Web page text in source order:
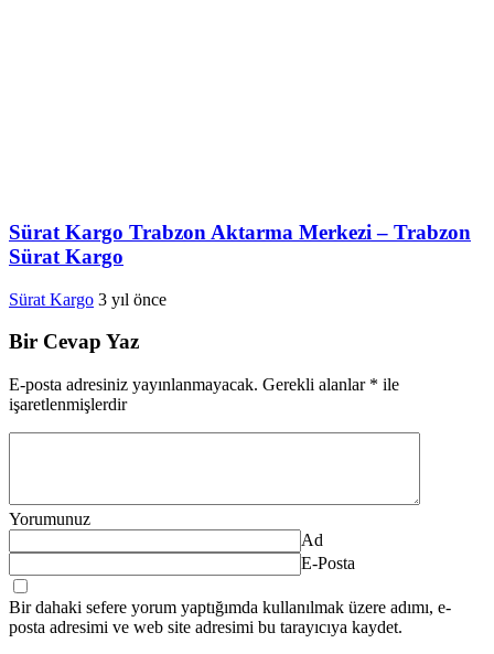
Sürat Kargo Trabzon Aktarma Merkezi – Trabzon
Sürat Kargo
Sürat Kargo 3 yıl önce
Bir Cevap Yaz
E-posta adresiniz yayınlanmayacak. Gerekli alanlar * ile
işaretlenmişlerdir
Yorumunuz
Ad
E-Posta
Bir dahaki sefere yorum yaptığımda kullanılmak üzere adımı, e-
posta adresimi ve web site adresimi bu tarayıcıya kaydet.